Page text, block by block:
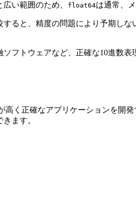
い範囲のため、 float64は通常、
すると、精度の問題により予期し
ソフトウェアなど、正確な10進数表
く正確なアプリケーションを開
ます。